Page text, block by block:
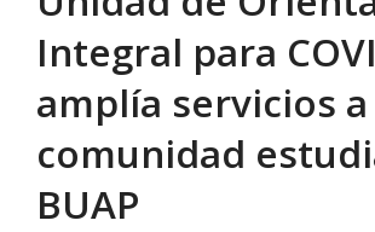
Integral para
amplía servicios a
comunidad
BUAP